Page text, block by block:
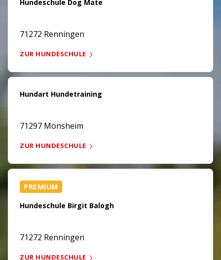
Hundeschule Dog Mate
71272 Renningen
ZUR HUNDESCHULE
Hundart Hundetraining
71297 Mönsheim
ZUR HUNDESCHULE
PREMIUM
Hundeschule Birgit Balogh
71272 Renningen
ZUR HUNDESCHULE